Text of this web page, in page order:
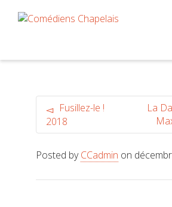
Fusillez-le !
2018
La
Posted byCCadmin on